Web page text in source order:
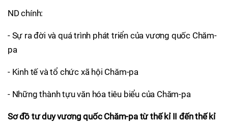
ND chính:
- Sự ra đời và quá trình phát triển của vương quốc Chăm-
pa
- Kinh tế và tổ chức xã hội Chăm-pa
- Những thành tựu văn hóa tiêu biểu của Chăm-pa
Sơ đồ tư duy vương quốc Chăm-pa từ thế kỉ II đến thế kỉ